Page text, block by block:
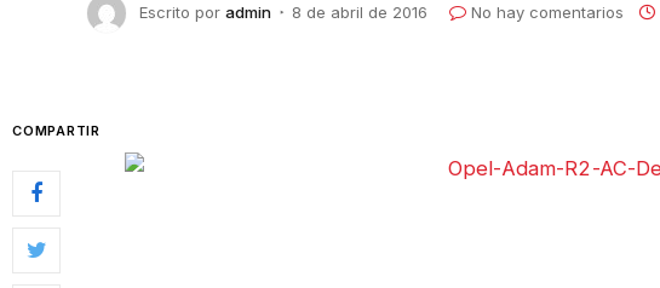
Escrito por admin 8 de abril de 2016 No hay comentarios
COMPARTIR